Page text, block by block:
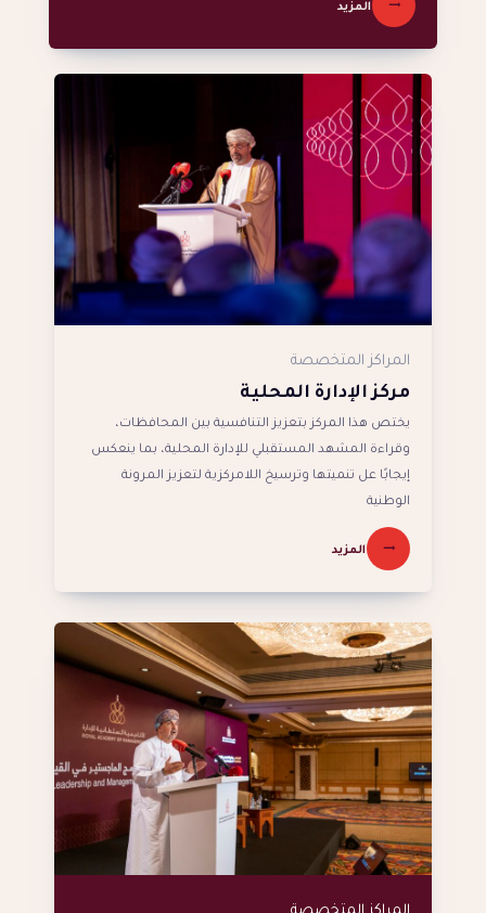
المزيد
المراكز المتخصصة
مركز الإدارة المحلية
يختص هذا المركز بتعزيز التنافسية بين المحافظات،
وقراءة المشهد المستقبلي للإدارة المحلية، بما ينعكس
إيجابًا عل تنميتها وترسيخ اللامركزية لتعزيز المرونة
الوطنية
المزيد